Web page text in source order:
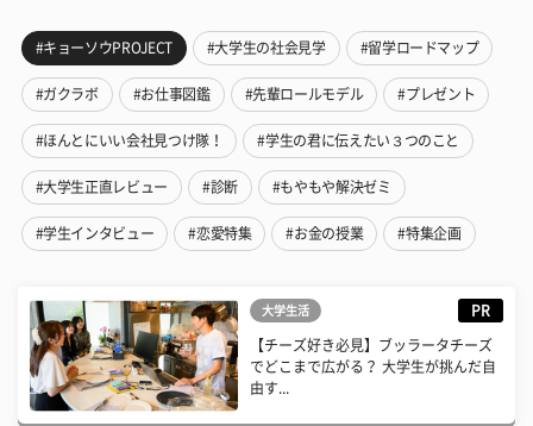
#キョーソウPROJECT #大学生の社会見学 #留学ロードマップ
#ガクラボ #お仕事図鑑 #先輩ロールモデル #プレゼント
#ほんとにいい会社見つけ隊！ #学生の君に伝えたい３つのこと
#大学生正直レビュー #診断 #もやもや解決ゼミ
#学生インタビュー #恋愛特集 #お金の授業 #特集企画
大学生活 PR
【チーズ好き必見】ブッラータチーズ
でどこまで広がる？ 大学生が挑んだ自
由す...